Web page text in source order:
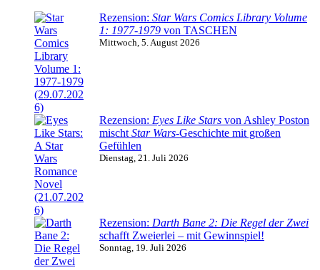
Rezension: Star Wars Comics Library Volume
1: 1977-1979 von TASCHEN
Mittwoch, 5. August 2026
Rezension: Eyes Like Stars von Ashley Poston
mischtStar Wars-Geschichte mit großen
Gefühlen
Dienstag, 21. Juli 2026
Rezension: Darth Bane 2: Die Regel der Zwei
schafft Zweierlei – mit Gewinnspiel!
Sonntag, 19. Juli 2026